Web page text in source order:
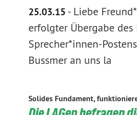
25.03.15 - Liebe
erfolgter Übergabe des
Sprecher*innen-
Bussmer an uns la
Solides Fundament,